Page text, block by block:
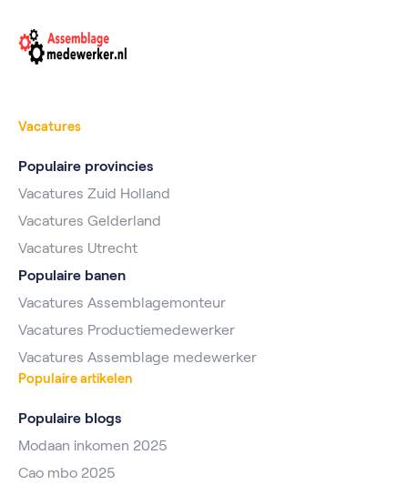
Vacatures
Populaire provincies
Vacatures Zuid Holland
Vacatures Gelderland
Vacatures Utrecht
Populaire banen
Vacatures Assemblagemonteur
Vacatures Productiemedewerker
Vacatures Assemblage medewerker
Populaire artikelen
Populaire blogs
Modaan inkomen 2025
Cao mbo 2025